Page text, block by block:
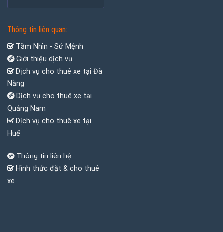
Thông tin liên quan:
Tầm Nhìn - Sứ Mệnh
Giới thiệu dịch vụ
Dịch vụ cho thuê xe tại Đà
Nẵng
Dịch vụ cho thuê xe tại
Quảng Nam
Dịch vụ cho thuê xe tại
Huế
Thông tin liên hệ
Hình thức đặt & cho thuê
xe